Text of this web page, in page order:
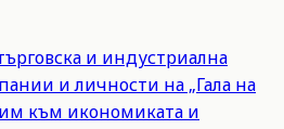
и индустриална
и личности на „Гала на
към икономиката и